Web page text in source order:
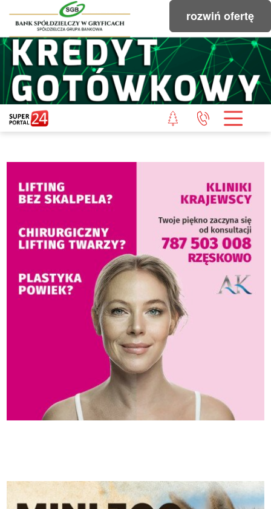
rozwiń ofertę
STRONA GŁÓWNA
POWIAT GRYFICKI
STUDIO SUPERPORTALU
KONTAKT
REDAKCJA
REGULAMIN